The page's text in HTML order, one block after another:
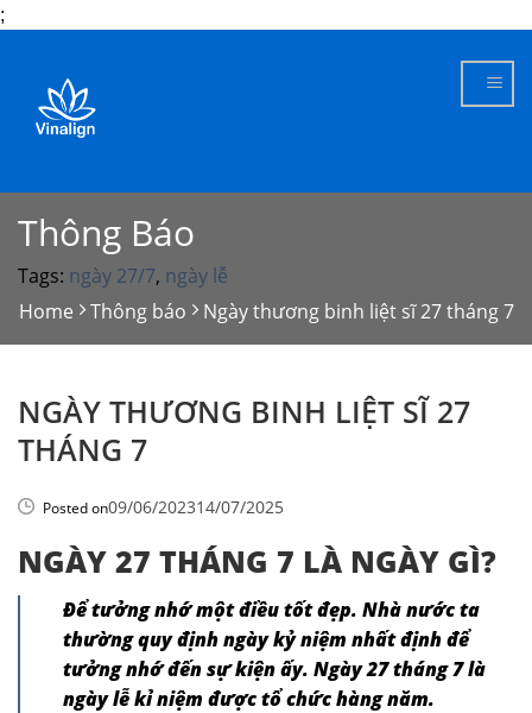
;
content
Thông Báo
Tags: ngày 27/7, ngày lễ
Home
Thông báo Ngày thương binh liệt sĩ 27 tháng 7
NGÀY THƯƠNG BINH LIỆT SĨ 27
THÁNG 7
Posted on09/06/202314/07/2025
NGÀY 27 THÁNG 7 LÀ NGÀY GÌ?
Để tưởng nhớ một điều tốt đẹp. Nhà nước ta
thường quy định ngày kỷ niệm nhất định để
tưởng nhớ đến sự kiện ấy. Ngày 27 tháng 7là
ngày lễ kỉ niệm được tổ chức hàng năm.